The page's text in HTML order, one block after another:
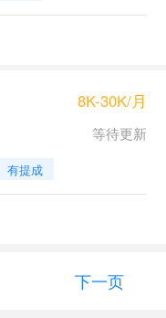
8K-30K/月
等待更新
有提成
下一页